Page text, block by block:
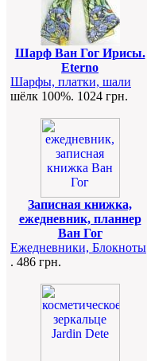
Шарф Ван Гог Ирисы.
Eterno
Шарфы, платки, шали
шёлк 100%. 1024 грн.
Записная книжка,
ежедневник, планнер
Ван Гог
Ежедневники, Блокноты
. 486 грн.